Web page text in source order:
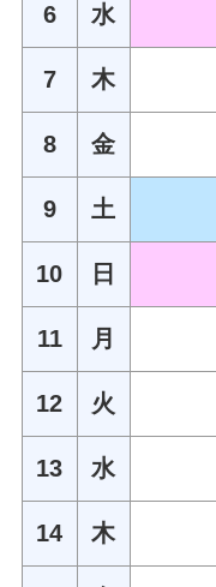
6 水
7 木
8 金
9 土
10 日
11 月
12 火
13 水
14 木